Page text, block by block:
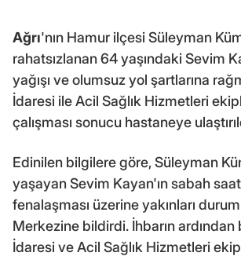
Ağrı'nın Hamur ilçesi Süleyman
rahatsızlanan 64 yaşındaki Sevim
yağışı ve olumsuz yol şartlarına
İdaresi ile Acil Sağlık Hizmetleri
çalışması sonucu hastaneye
Edinilen bilgilere göre, Süleyman
yaşayan Sevim Kayan'ın sabah
fenalaşması üzerine yakınları
Merkezine bildirdi. İhbarın ardından
İdaresi ve Acil Sağlık Hizmetleri